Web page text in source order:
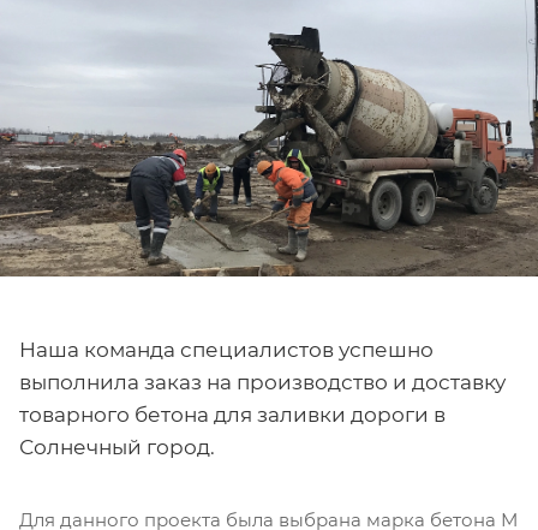
Наша команда специалистов успешно
выполнила заказ на производство и доставку
товарного бетона для заливки дороги в
Солнечный город.
Для данного проекта была выбрана марка бетона М